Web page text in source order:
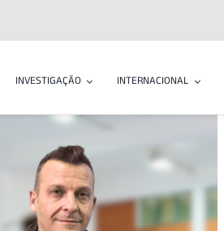
INVESTIGAÇÃO INTERNACIONAL